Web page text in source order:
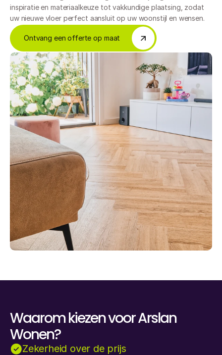
inspiratie en materiaalkeuze tot vakkundige plaatsing, zodat
uw nieuwe vloer perfect aansluit op uw woonstijl en wensen.
Ontvang een offerte op maat
Waarom kiezen voor Arslan
Wonen?
Zekerheid over de prijs